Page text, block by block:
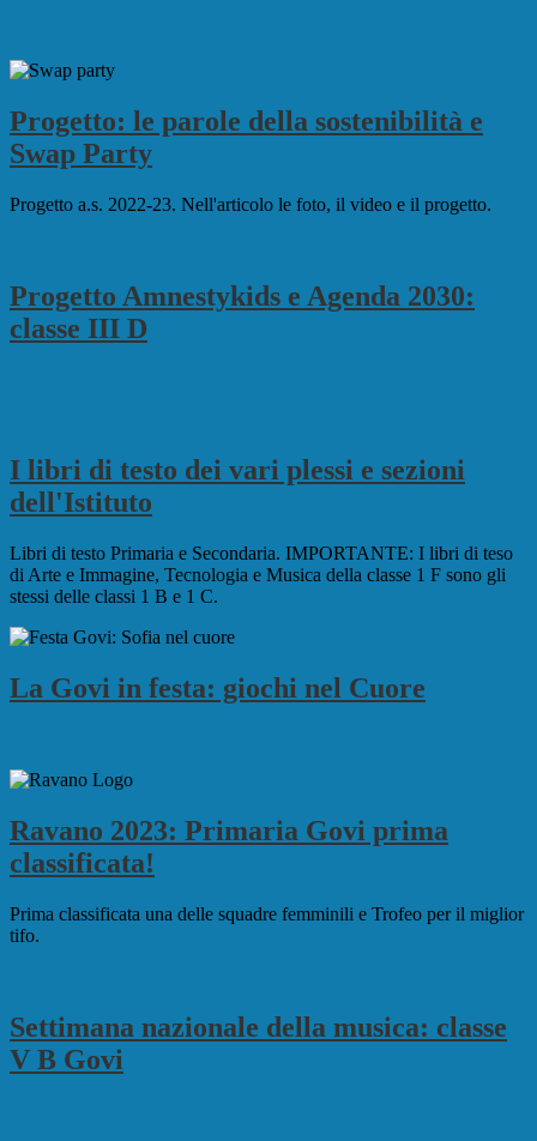
Progetto: le parole della sostenibilità e
Swap Party
Progetto a.s. 2022-23. Nell'articolo le foto, il video e il progetto.
Progetto Amnestykids e Agenda 2030:
classe III D
I libri di testo dei vari plessi e sezioni
dell'Istituto
Libri di testo Primaria e Secondaria. IMPORTANTE: I libri di teso
di Arte e Immagine, Tecnologia e Musica della classe 1 F sono gli
stessi delle classi 1 B e 1 C.
La Govi in festa: giochi nel Cuore
Ravano 2023: Primaria Govi prima
classificata!
Prima classificata una delle squadre femminili e Trofeo per il miglior
tifo.
Settimana nazionale della musica: classe
V B Govi